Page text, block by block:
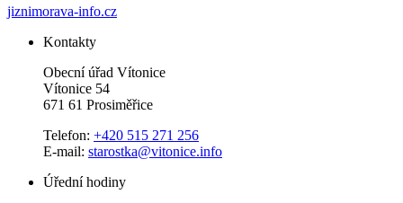
jiznimorava-info.cz
Kontakty
Obecní úřad Vítonice
Vítonice 54
671 61 Prosiměřice
Telefon: +420 515 271 256
E-mail: starostka@vitonice.info
Úřední hodiny